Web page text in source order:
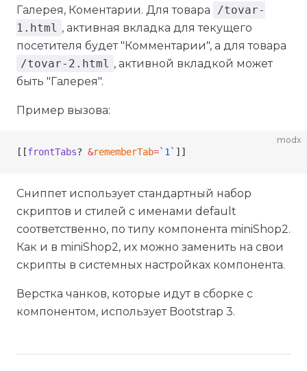
Галерея, Коментарии. Для товара
/tovar-
1.html , активная вкладка для текущего
посетителя будет "Комментарии", а для товара
/tovar-2.html , активной вкладкой может
быть "Галерея".
Пример вызова:
modx
[[frontTabs? &rememberTab=`1` ]]
Сниппет использует стандартный набор
скриптов и стилей с именами default
соответственно, по типу компонента miniShop2.
Как и в miniShop2, их можно заменить на свои
скрипты в системных настройках компонента.
Верстка чанков, которые идут в сборке с
компонентом, использует Bootstrap 3.